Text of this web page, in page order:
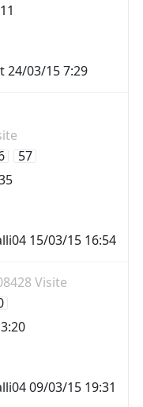
24/03/15 7:29
57
15/03/15 16:54
Visite
09/03/15 19:31